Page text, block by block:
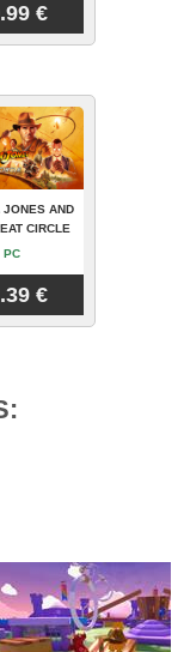
€
JONES AND
CIRCLE
PC
€